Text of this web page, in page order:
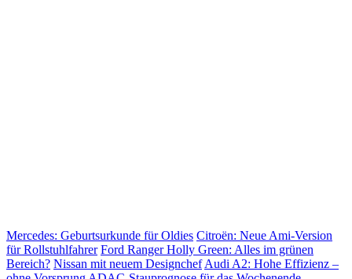
Mercedes: Geburtsurkunde für Oldies Citroën: Neue Ami-Version
für Rollstuhlfahrer Ford Ranger Holly Green: Alles im grünen
Bereich? Nissan mit neuem Designchef Audi A2: Hohe Effizienz –